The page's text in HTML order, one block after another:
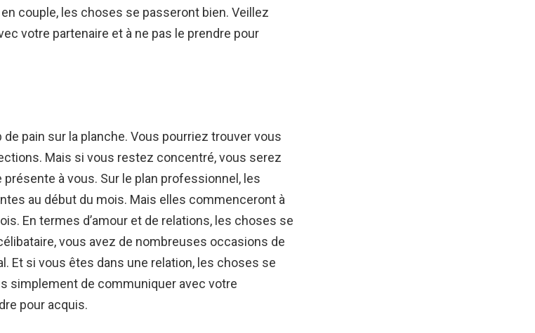
couple, les choses se passeront bien. Veillez
votre partenaire et à ne pas le prendre pour
pain sur la planche. Vous pourriez trouver vous
Mais si vous restez concentré, vous serez
à vous. Sur le plan professionnel, les
au début du mois. Mais elles commenceront à
En termes d’amour et de relations, les choses se
vous avez de nombreuses occasions de
Et si vous êtes dans une relation, les choses se
simplement de communiquer avec votre
pour acquis.